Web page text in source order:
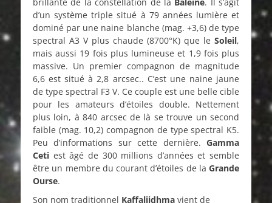
d’un système triple situé à 79 années lumière et
dominé par une naine blanche (mag. +3,6) de type
spectral A3 V plus chaude (8700°K) que le Soleil,
mais aussi 19 fois plus lumineuse et 1,9 fois plus
massive. Un premier compagnon de magnitude
6,6 est situé à 2,8 arcsec.. C’est une naine jaune
de type spectral F3 V. Ce couple est une belle cible
pour les amateurs d’étoiles double. Nettement
plus loin, à 840 arcsec de là se trouve un second
faible (mag. 10,2) compagnon de type spectral K5.
Peu d’informations sur cette dernière. Gamma
Ceti est âgé de 300 millions d’années et semble
être un membre du courant d’étoiles de la Grande
Ourse.
Son nom traditionnel Kaffaljidhma vient de